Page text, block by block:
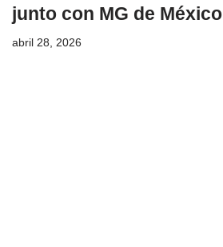
junto con MG de México
abril 28, 2026